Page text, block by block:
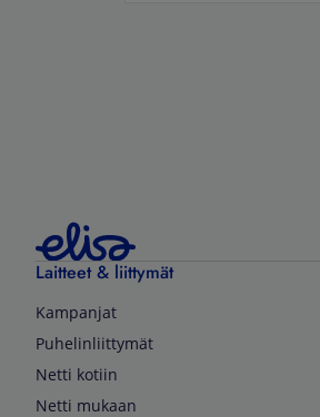
Laitteet & liittymät
Kampanjat
Puhelinliittymät
Netti kotiin
Netti mukaan